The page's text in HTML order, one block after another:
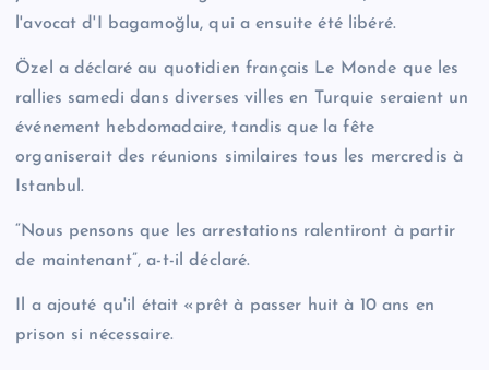
l'avocat d'I bagamoğlu, qui a ensuite été libéré.
Özel a déclaré au quotidien français Le Monde que les
rallies samedi dans diverses villes en Turquie seraient un
événement hebdomadaire, tandis que la fête
organiserait des réunions similaires tous les mercredis à
Istanbul.
“Nous pensons que les arrestations ralentiront à partir
de maintenant”, a-t-il déclaré.
Il a ajouté qu'il était «prêt à passer huit à 10 ans en
prison si nécessaire.